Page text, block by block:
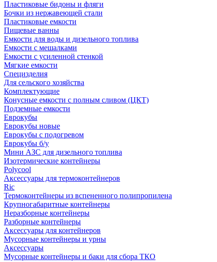
Пластиковые бидоны и фляги
Бочки из нержавеющей стали
Пластиковые емкости
Пищевые ванны
Емкости для воды и дизельного топлива
Емкости с мешалками
Емкости с усиленной стенкой
Мягкие емкости
Специзделия
Для сельского хозяйства
Комплектующие
Конусные емкости с полным сливом (ЦКТ)
Подземные емкости
Еврокубы
Еврокубы новые
Еврокубы с подогревом
Еврокубы б/у
Мини АЗС для дизельного топлива
Изотермические контейнеры
Polycool
Аксессуары для термоконтейнеров
Ric
Термоконтейнеры из вспененного полипропилена
Крупногабаритные контейнеры
Неразборные контейнеры
Разборные контейнеры
Аксессуары для контейнеров
Мусорные контейнеры и урны
Аксессуары
Мусорные контейнеры и баки для сбора ТКО